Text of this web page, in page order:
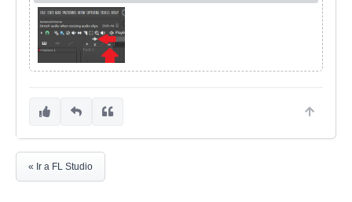
« Ir a FL Studio